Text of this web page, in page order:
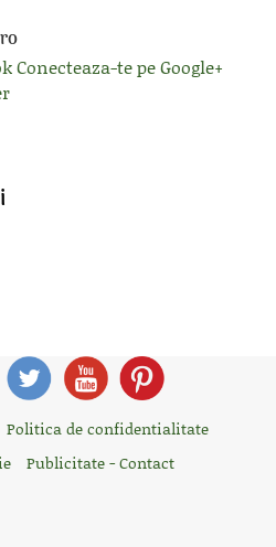
Conecteaza-te pe Google+
Politica de confidentialitate
Publicitate - Contact